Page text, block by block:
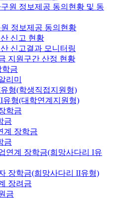
원 정보제공 동의현황 및 동
정보제공 동의현황
신고 현황
신고결과 모니터링
지원구간 산정 현황
학금
리미
형(학생직접지원형)
유형(대학연계지원형)
학금
금
계 장학금
금
연계 장학금(희망사다리 I유
장학금(희망사다리 II유형)
장려금
금